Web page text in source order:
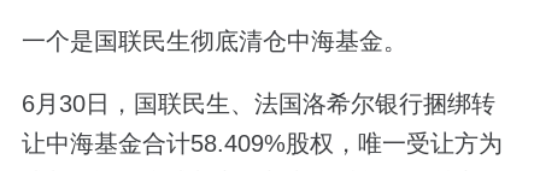
一个是国联民生彻底清仓中海基金。
6月30日，国联民生、法国洛希尔银行捆绑转
让中海基金合计58.409%股权，唯一受让方为